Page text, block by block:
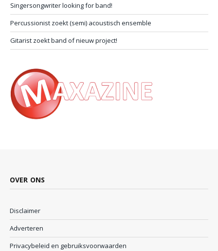
Singersongwriter looking for band!
Percussionist zoekt (semi) acoustisch ensemble
Gitarist zoekt band of nieuw project!
OVER ONS
Disclaimer
Adverteren
Privacybeleid en gebruiksvoorwaarden